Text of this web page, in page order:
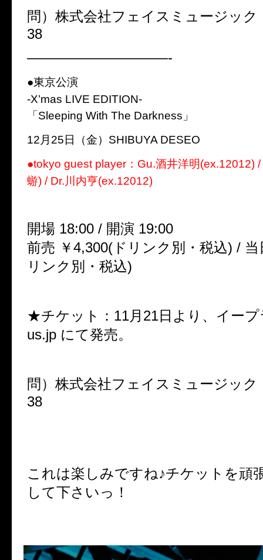
問）株式会社フェイスミュージッ
38
——————————-
●東京公演
-X’mas LIVE EDITION-
「Sleeping With The Darkness」
12月25日（金）SHIBUYA DESEO
●tokyo guest player：Gu.酒井洋明(ex.12012)
蝣) / Dr.川内亨(ex.12012)
開場 18:00 / 開演 19:00
前売 ￥4,300(ドリンク別・税込) /
リンク別・税込)
★チケット：11月21日より、イープ
us.jp にて発売。
問）株式会社フェイスミュージッ
38
これは楽しみですね♪チケットを頑
して下さいっ！